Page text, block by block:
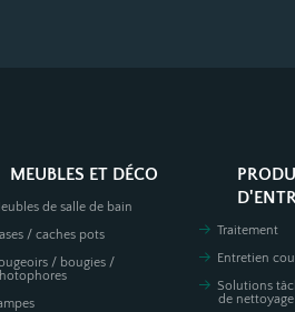
MEUBLES ET DÉCO
de salle de bain
/ caches pots
/ bougies /
Traitement
Entretien
Solutions
de nettoyage